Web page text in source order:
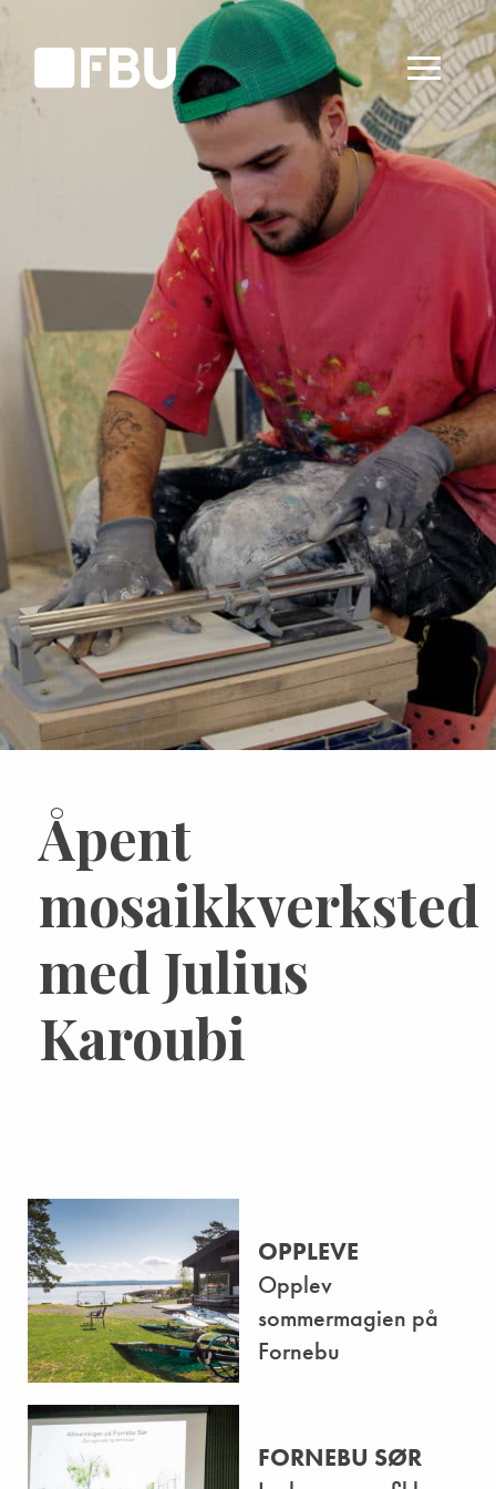
Åpent
mosaikkverksted
med Julius
Karoubi
OPPLEVE
Opplev
sommermagien på
Fornebu
FORNEBU SØR